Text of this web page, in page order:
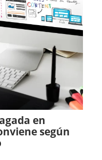
en
según